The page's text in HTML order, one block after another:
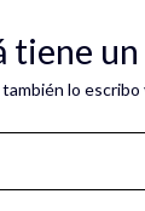
tiene
lo escribo